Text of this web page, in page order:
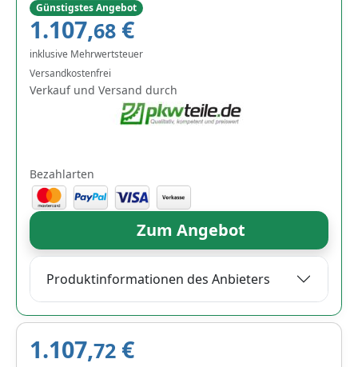
Günstigstes Angebot
1.107,68 €
inklusive Mehrwertsteuer
Versandkostenfrei
Verkauf und Versand durch
Bezahlarten
Zum Angebot
Produktinformationen des Anbieters
1.107,72 €